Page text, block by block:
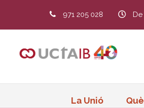
971 205 028
La Unió